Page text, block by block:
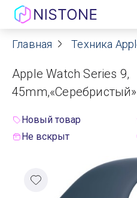
Акции
О нас
Договор оферты
Реквизиты
Главная Техника
Apple Watch Series 9,
Новый товар
Не вскрыт